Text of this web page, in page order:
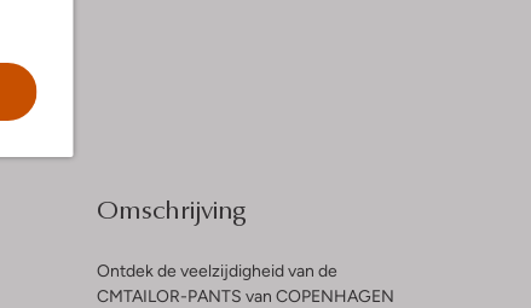
Omschrijving
Ontdek de veelzijdigheid van de
CMTAILOR-PANTS van COPENHAGEN